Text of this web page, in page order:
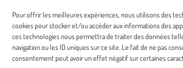
Pour offrir les meilleures expériences, nous utilisons des
cookies pour stocker et/ou accéder aux informations des
ces technologies nous permettra de traiter des données
navigation ou les ID uniques sur ce site. Le fait de ne pas
consentement peut avoir un effet négatif sur certaines
Contact
contact@lesrevesdelouise.fr